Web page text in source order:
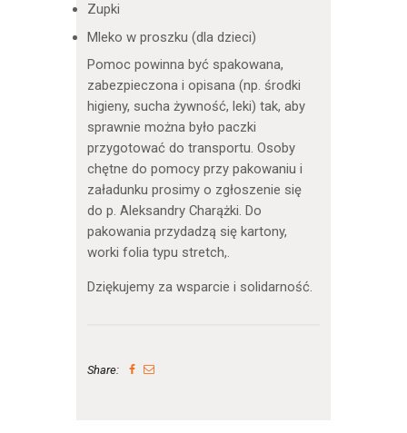
Zupki
Mleko w proszku (dla dzieci)
Pomoc powinna być spakowana,
zabezpieczona i opisana (np. środki
higieny, sucha żywność, leki) tak, aby
sprawnie można było paczki
przygotować do transportu. Osoby
chętne do pomocy przy pakowaniu i
załadunku prosimy o zgłoszenie się
do p. Aleksandry Charążki. Do
pakowania przydadzą się kartony,
worki folia typu stretch,.
Dziękujemy za wsparcie i solidarność.
Share: